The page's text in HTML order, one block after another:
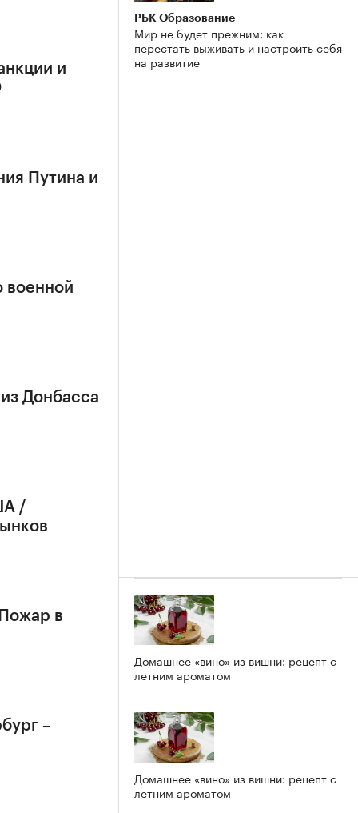
и
Путина и
военной
Донбасса
/
в
–
РБК Образование
Мир не будет прежним: как
перестать выживать и настроить себя
на развитие
Домашнее «вино» из вишни: рецепт с
летним ароматом
Домашнее «вино» из вишни: рецепт с
летним ароматом